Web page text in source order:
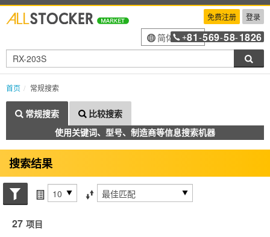
免费注册 登录
简体中文
+81 -569-58-1826
首页 常规搜索
常规搜索
比较搜索
使用关键词、型号、制造商等信息搜索机器
搜索结果
搜索状态每页项目 排序方式
27 项目